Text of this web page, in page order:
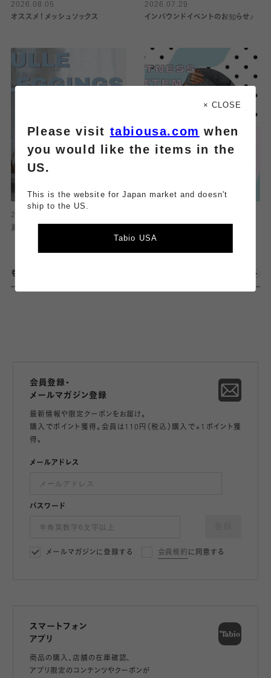
2026.08.05
オススメ！メッシュソックス
2026.07.29
インバウンドイベントのお知らせ♪
2026.07.26
夏にぴったりなチュールレギンス！
テム！
もっとみる
会員登録・
メールマガジン登録
最新情報や限定クーポンをお届け。
購入でポイント獲得。会員は110円（税込）購入で+1ポイント獲
得。
メールアドレス
パスワード
メールマガジンに登録する 会員規約 に同意する
スマートフォン
アプリ
商品の購入、店舗の在庫確認、
アプリ限定のコンテンツやクーポンが
× CLOSE
Please visit tabiousa.com when
you would like the items in the
US.
This is the website for Japan market and doesn't
ship to the US.
Tabio USA